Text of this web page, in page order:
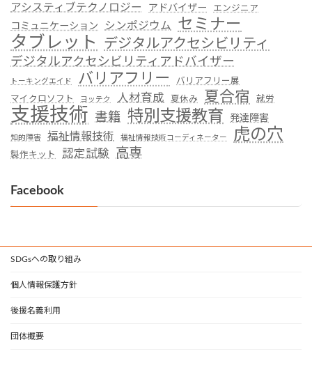
アシスティブテクノロジー アドバイザー エンジニア
コミュニケーション シンポジウム セミナー
タブレット デジタルアクセシビリティ
デジタルアクセシビリティアドバイザー
トーキングエイド バリアフリー バリアフリー展
マイクロソフト ヨッテク 人材育成 夏休み 夏合宿 就労
支援技術 書籍 特別支援教育 発達障害
知的障害 福祉情報技術 福祉情報技術コーディネーター 虎の穴
製作キット 認定試験 高専
Facebook
SDGsへの取り組み
個人情報保護方針
後援名義利用
団体概要